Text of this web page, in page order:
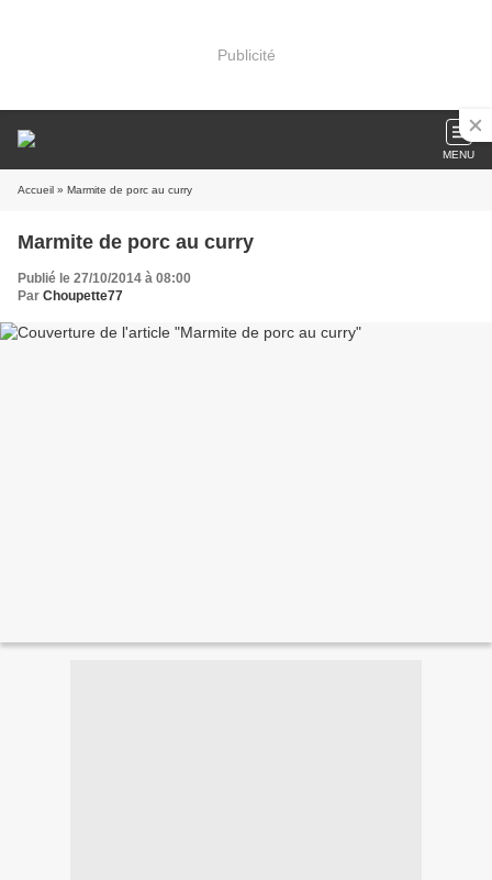
Publicité
MENU
Accueil » Marmite de porc au curry
Marmite de porc au curry
Publié le 27/10/2014 à 08:00
Par Choupette77